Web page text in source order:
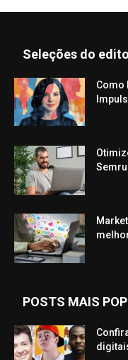
Seleções do
Como
POSTS MAIS